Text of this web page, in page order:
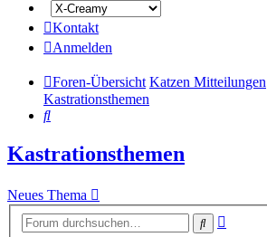
Kontakt
Anmelden
Foren-Übersicht Katzen Mitteilungen
Kastrationsthemen
Suche
Kastrationsthemen
Neues Thema
Suche